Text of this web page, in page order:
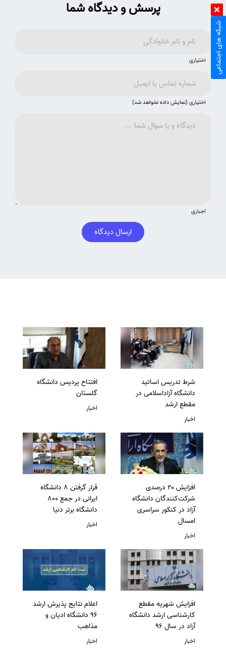
پرسش و دیدگاه شما
اختیاری
اختیاری (نمایش داده نخواهد شد)
اجباری
ارسال دیدگاه
شرط تدریس اساتید
دانشگاه آزاداسلامی در
مقطع ارشد
اخبار
افتتاح پردیس دانشگاه
گلستان
اخبار
افزایش ۲۰ درصدی
شرکت‌کنندگان دانشگاه
آزاد در کنکور سراسری
امسال
اخبار
قرار گرفتن 8 دانشگاه
ایرانی در جمع 800
دانشگاه برتر دنیا
اخبار
افزایش شهریه مقطع
کارشناسی ارشد دانشگاه
آزاد در سال 96
اخبار
اعلام نتایج پذیرش ارشد
96 دانشگاه ادیان و
مذاهب
اخبار
شبکه های اجتماعی